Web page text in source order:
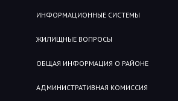
ИНФОРМАЦИОННЫЕ СИСТЕМЫ
ЖИЛИЩНЫЕ ВОПРОСЫ
ОБЩАЯ ИНФОРМАЦИЯ О РАЙОНЕ
АДМИНИСТРАТИВНАЯ КОМИССИЯ